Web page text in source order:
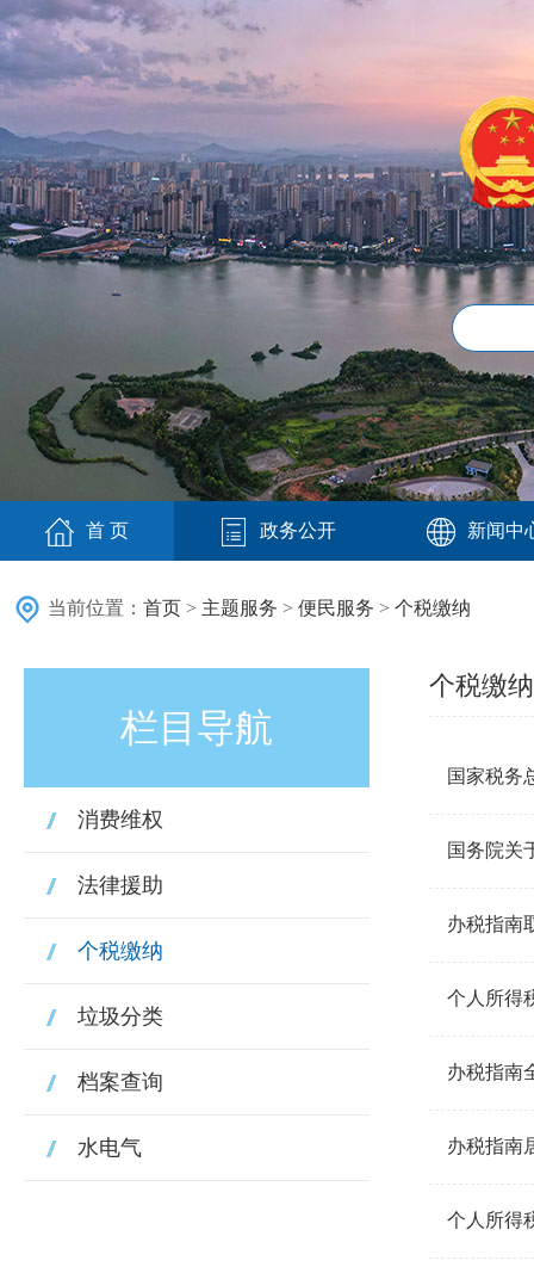
首 页 政务公开 新闻中
当前位置： 首页 > 主题服务 > 便民服务 > 个税缴纳
栏目导航
消费维权
法律援助
个税缴纳
垃圾分类
档案查询
水电气
个税缴纳
国家税务
国务院关
办税指南
个人所得
办税指南
办税指南
个人所得